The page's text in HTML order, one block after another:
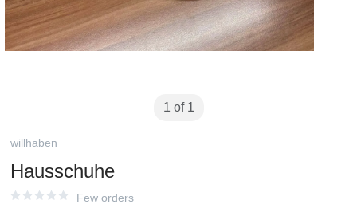
1 of 1
willhaben
Hausschuhe
Few orders